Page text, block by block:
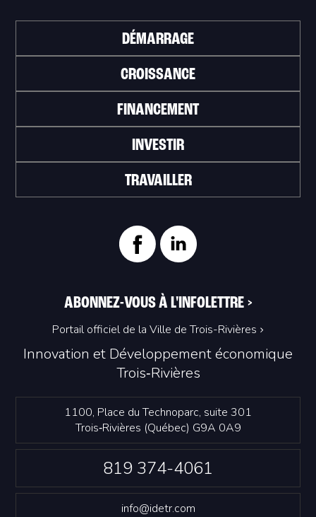
Innovation et Développement économique
Trois‑Rivières
1100, Place du Technoparc, suite 301
Trois‑Rivières (Québec) G9A 0A9
819 374-4061
info@idetr.com
DÉMARRAGE
CROISSANCE
FINANCEMENT
INVESTIR
TRAVAILLER
ABONNEZ-VOUS À L'INFOLETTRE >
Portail officiel de la Ville de Trois-Rivières